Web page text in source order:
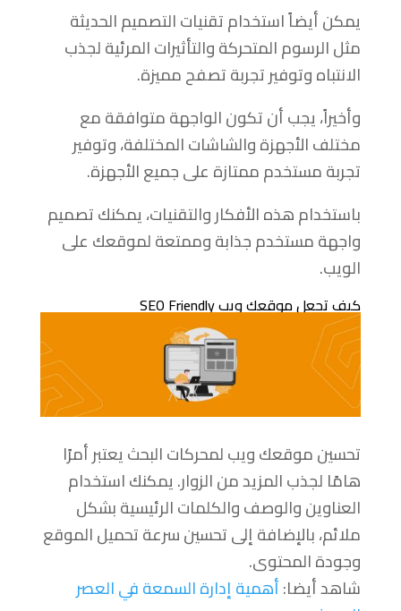
يمكن أيضاً استخدام تقنيات التصميم الحديثة
مثل الرسوم المتحركة والتأثيرات المرئية لجذب
الانتباه وتوفير تجربة تصفح مميزة.
وأخيراً، يجب أن تكون الواجهة متوافقة مع
مختلف الأجهزة والشاشات المختلفة، وتوفير
تجربة مستخدم ممتازة على جميع الأجهزة.
باستخدام هذه الأفكار والتقنيات، يمكنك تصميم
واجهة مستخدم جذابة وممتعة لموقعك على
الويب.
كيف تجعل موقعك ويب SEO Friendly
تحسين موقعك ويب لمحركات البحث يعتبر أمرًا
هامًا لجذب المزيد من الزوار. يمكنك استخدام
العناوين والوصف والكلمات الرئيسية بشكل
ملائم، بالإضافة إلى تحسين سرعة تحميل الموقع
وجودة المحتوى.
شاهد أيضا:أهمية إدارة السمعة في العصر